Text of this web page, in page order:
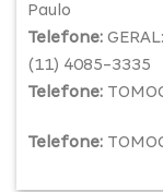
Paulo
Telefone:
(11) 4085-3335
Telefone:
Telefone: